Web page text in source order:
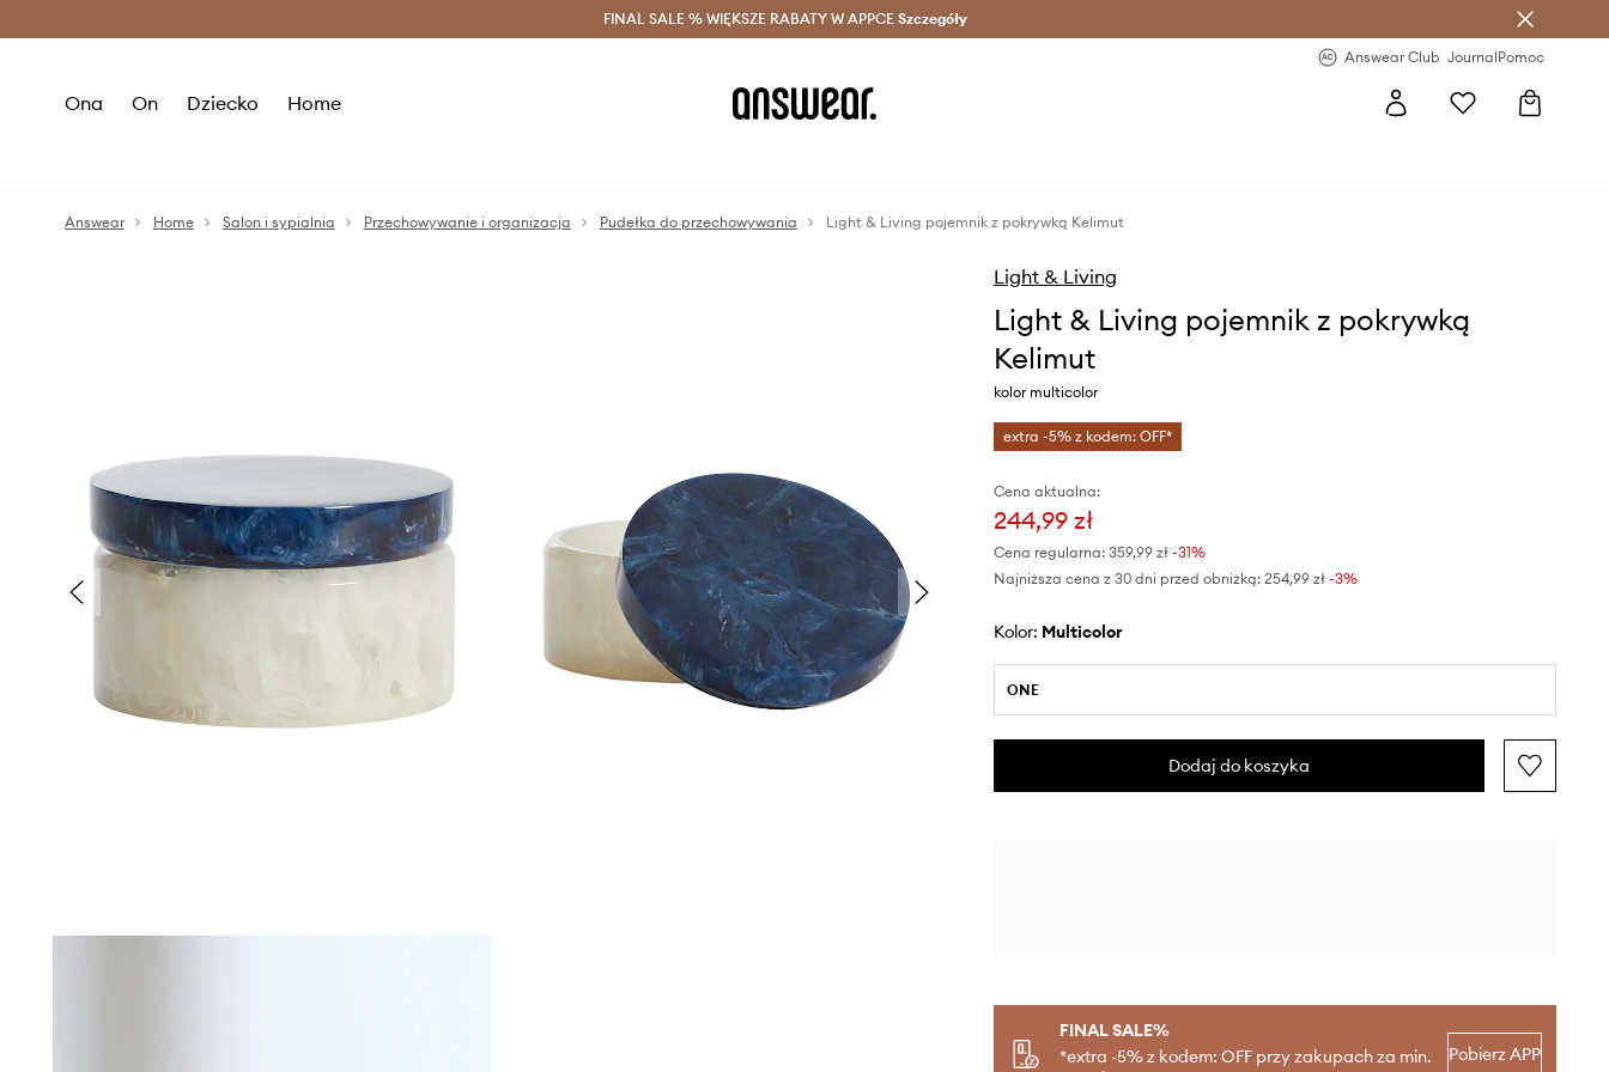
Oszczędzaj z Answear Club > Dostawa nawet w 24h >
FINAL SALE % WIĘKSZE RABATY W APPCE Szczegóły
Answear Club JournalPomoc
Ona On Dziecko Home
Answear Home Salon i sypialnia Przechowywanie i organizacja Pudełka do przechowywania Light & Living pojemnik z pokrywką Kelimut
Light & Living
Light & Living pojemnik z pokrywką
Kelimut
kolor multicolor
extra -5% z kodem: OFF*
Cena aktualna:
244,99 zł
Cena regularna: 359,99 zł-31%
Najniższa cena z 30 dni przed obniżką: 254,99 zł -3%
Kolor: multicolor
ONE
Dodaj do koszyka
FINAL SALE%
*extra -5% z kodem: OFF przy zakupach za min.
Pobierz APP